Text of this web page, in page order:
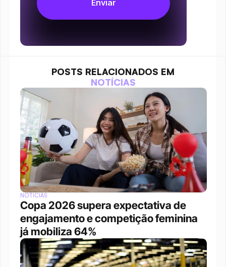
POSTS RELACIONADOS EM
NOTÍCIAS
NOTÍCIAS
Copa 2026 supera expectativa de
engajamento e competição feminina
já mobiliza 64%